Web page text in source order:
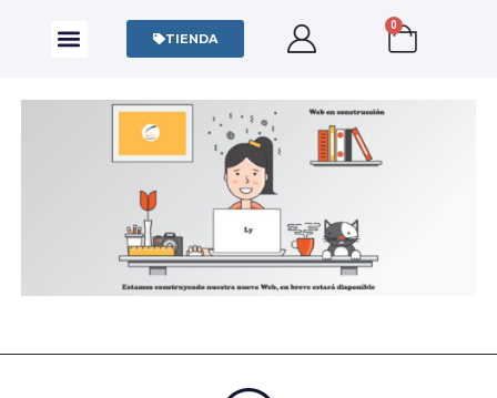
TIENDA
0